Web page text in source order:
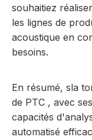
souhaitiez
les lignes de
acoustique en
besoins.
En résumé, sla
de PTC , avec
capacités
automatisé